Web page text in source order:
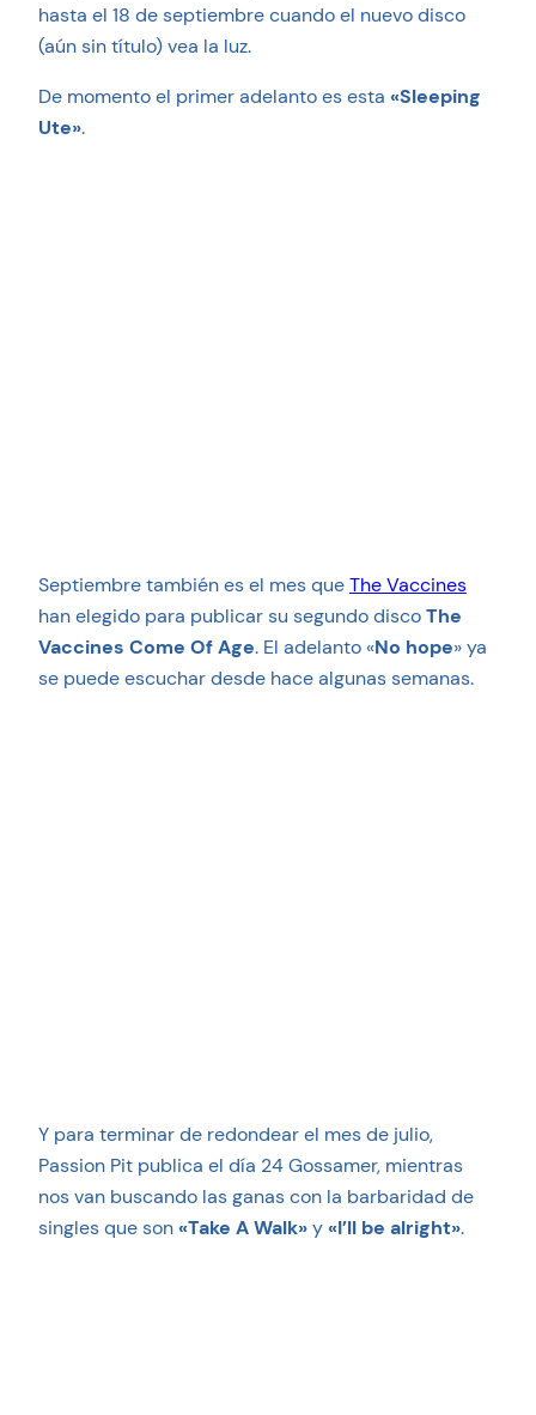
hasta el 18 de septiembre cuando el nuevo disco
(aún sin título) vea la luz.
De momento el primer adelanto es esta «Sleeping
Ute».
Septiembre también es el mes queThe Vaccines
han elegido para publicar su segundo discoThe
Vaccines Come Of Age. El adelanto «No hope» ya
se puede escuchar desde hace algunas semanas.
Y para terminar de redondear el mes de julio,
Passion Pit publica el día 24 Gossamer, mientras
nos van buscando las ganas con la barbaridad de
singles que son«Take A Walk»y«I’ll be alright».